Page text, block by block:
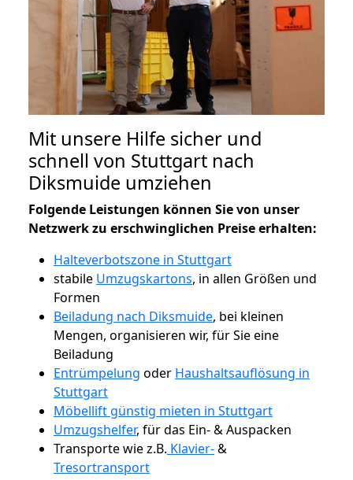
Mit unsere Hilfe sicher und
schnell von Stuttgart nach
Diksmuide umziehen
Folgende Leistungen können Sie von unser
Netzwerk zu erschwinglichen Preise erhalten:
Halteverbotszone in Stuttgart
stabile Umzugskartons, in allen Größen und
Formen
Beiladung nach Diksmuide, bei kleinen
Mengen, organisieren wir, für Sie eine
Beiladung
Entrümpelung oder Haushaltsauflösung in
Stuttgart
Möbellift günstig mieten in Stuttgart
Umzugshelfer, für das Ein- & Auspacken
Transporte wie z.B. Klavier-&
Tresortransport